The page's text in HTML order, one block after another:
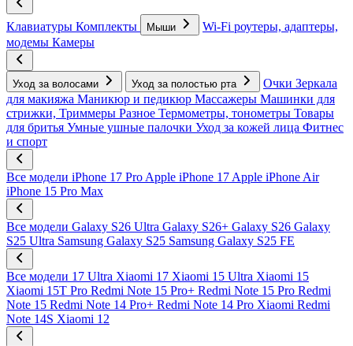
Клавиатуры Комплекты Мыши
Wi-Fi роутеры, адаптеры,
модемы Камеры
Уход за волосами Уход за полостью рта Очки Зеркала
для макияжа Маникюр и педикюр Массажеры Машинки для
стрижки, Триммеры Разное Термометры, тонометры Товары
для бритья Умные ушные палочки Уход за кожей лица Фитнес
и спорт
Все модели iPhone 17 Pro Apple iPhone 17 Apple iPhone Air
iPhone 15 Pro Max
Все модели Galaxy S26 Ultra Galaxy S26+ Galaxy S26 Galaxy
S25 Ultra Samsung Galaxy S25 Samsung Galaxy S25 FE
Все модели 17 Ultra Xiaomi 17 Xiaomi 15 Ultra Xiaomi 15
Xiaomi 15T Pro Redmi Note 15 Pro+ Redmi Note 15 Pro Redmi
Note 15 Redmi Note 14 Pro+ Redmi Note 14 Pro Xiaomi Redmi
Note 14S Xiaomi 12